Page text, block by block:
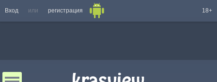
Вход или регистрация 18+